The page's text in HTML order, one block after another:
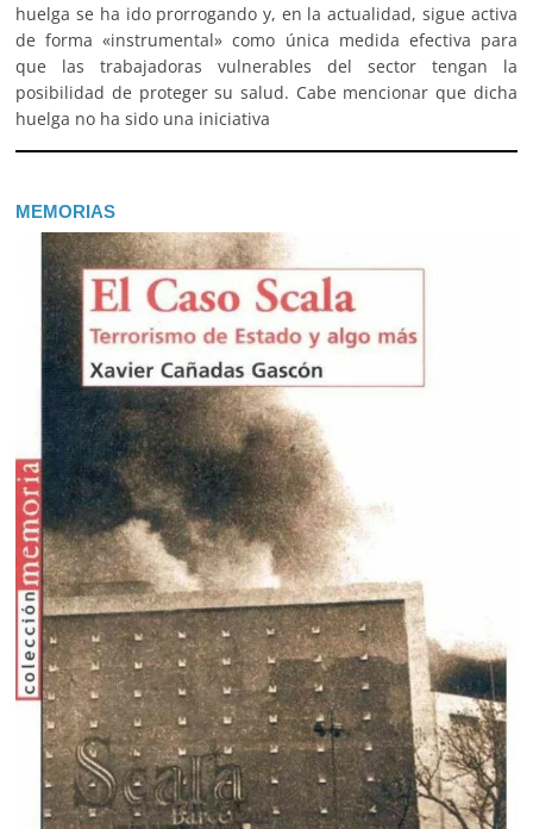
huelga se ha ido prorrogando y, en la actualidad, sigue activa
de forma «instrumental» como única medida efectiva para
que las trabajadoras vulnerables del sector tengan la
posibilidad de proteger su salud. Cabe mencionar que dicha
huelga no ha sido una iniciativa
MEMORIAS